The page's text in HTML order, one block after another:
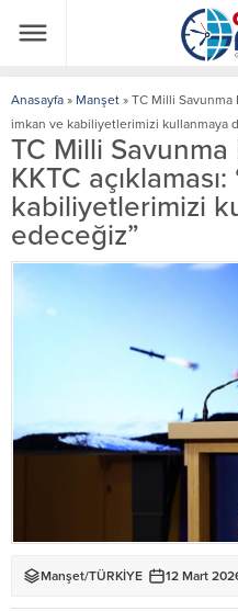
Anasayfa » Manşet » TC Milli Savunma
imkan ve kabiliyetlerimizi kullanmaya
TC Milli Savunma
KKTC
kabiliyetlerimizi
edeceğiz”
Manşet/TÜRKİYE 12 Mart